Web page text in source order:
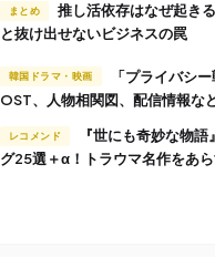
まとめ
推し活依存はなぜ起きる？有名人崇拝症候群
と抜け出せないビジネスの罠
韓国ドラマ・映画
OST、人物相関図、配信情報な
レコメンド
グ25選＋α！トラウマ名作をあ